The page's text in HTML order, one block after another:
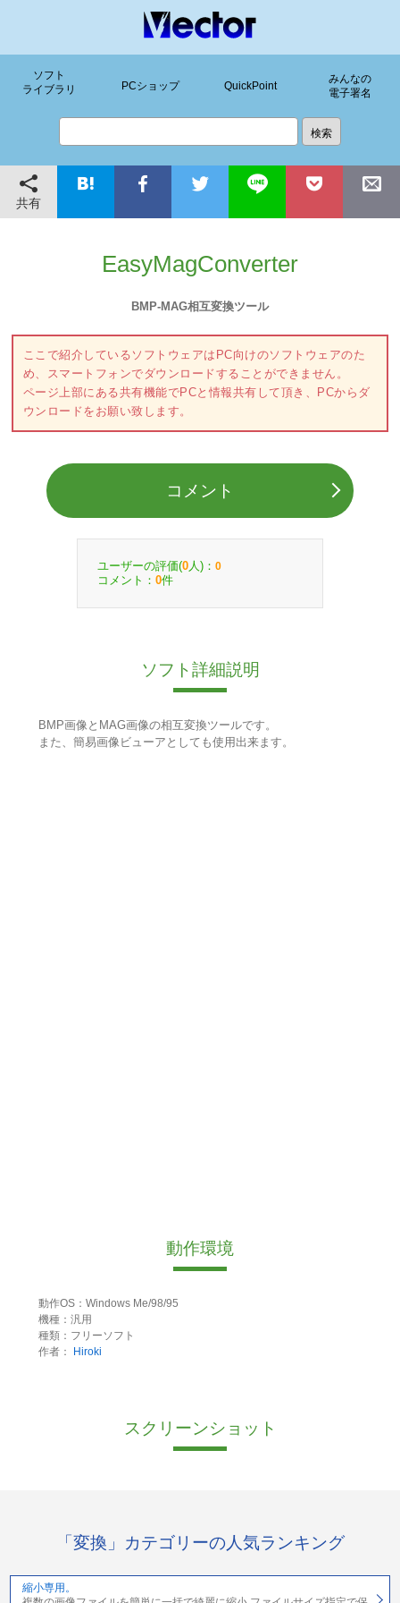
ソフト
ライブラリ
PCショップ QuickPoint
みんなの
電子署名
共有
EasyMagConverter
BMP-MAG相互変換ツール
ここで紹介しているソフトウェアはPC向けのソフトウェアのた
め、スマートフォンでダウンロードすることができません。
ページ上部にある共有機能でPCと情報共有して頂き、PCからダ
ウンロードをお願い致します。
コメント
ユーザーの評価(0 人)： 0
コメント： 0件
ソフト詳細説明
BMP画像とMAG画像の相互変換ツールです。
また、簡易画像ビューアとしても使用出来ます。
動作環境
動作OS：Windows Me/98/95
機種：汎用
種類：フリーソフト
作者：
Hiroki
スクリーンショット
「変換」カテゴリーの人気ランキング
縮小専用。